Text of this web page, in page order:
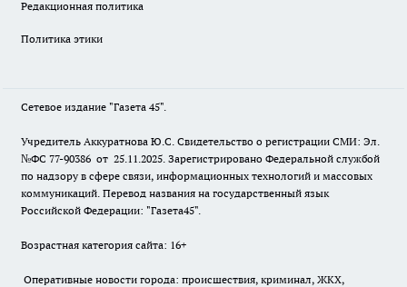
Редакционная политика
Политика этики
Сетевое издание "Газета 45".
Учредитель Аккуратнова Ю.С. Свидетельство о регистрации СМИ: Эл.
№ФС 77-90386 от 25.11.2025. Зарегистрировано Федеральной службой
по надзору в сфере связи, информационных технологий и массовых
коммуникаций. Перевод названия на государственный язык
Российской Федерации: "Газета45".
Возрастная категория сайта: 16+
Оперативные новости города: происшествия, криминал, ЖКХ,